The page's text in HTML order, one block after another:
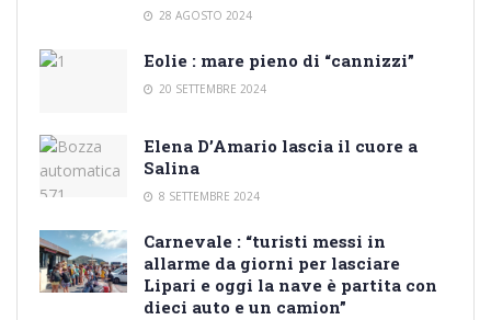
28 AGOSTO 2024
Eolie : mare pieno di “cannizzi”
20 SETTEMBRE 2024
Elena D’Amario lascia il cuore a
Salina
8 SETTEMBRE 2024
Carnevale : “turisti messi in
allarme da giorni per lasciare
Lipari e oggi la nave è partita con
dieci auto e un camion”